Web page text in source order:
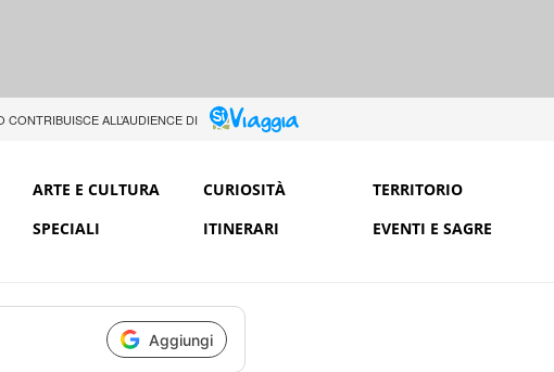
CONTRIBUISCE ALL’AUDIENCE DI
ARTE E CULTURA CURIOSITÀ
TERRITORIO
SPECIALI ITINERARI EVENTI E SAGRE
Aggiungi